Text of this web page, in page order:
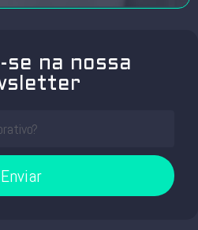
se na nossa
Enviar